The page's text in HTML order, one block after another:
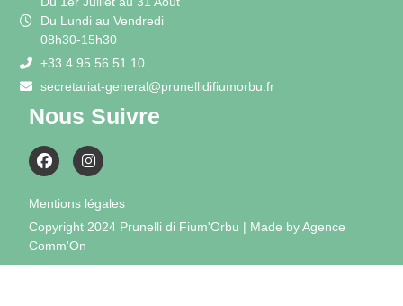
Du Lundi au Vendredi
08h30-15h30
+33 4 95 56 51 10
secretariat-general@prunellidifiumorbu.fr
Nous Suivre
Mentions légales
Copyright 2024 Prunelli di Fium'Orbu | Made by Agence
Comm'On